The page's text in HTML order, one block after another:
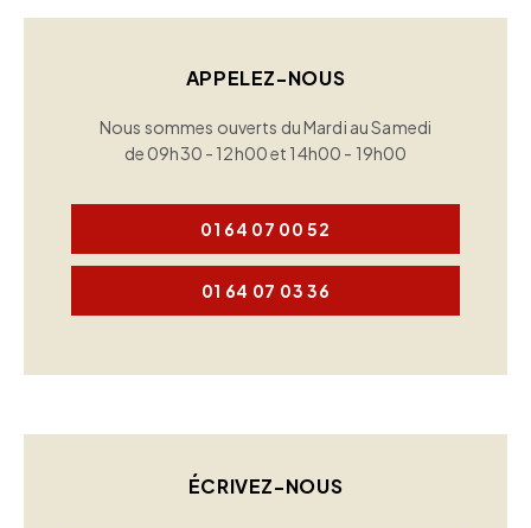
APPELEZ-NOUS
Nous sommes ouverts du Mardi au Samedi
de 09h30 - 12h00 et 14h00 - 19h00
01 64 07 00 52
01 64 07 03 36
ÉCRIVEZ-NOUS